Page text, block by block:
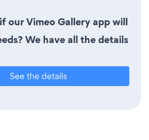
our Vimeo Gallery app will
We have all the details
See the details